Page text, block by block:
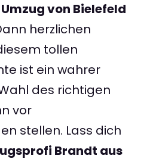
Umzug von Bielefeld
herzlichen
tollen
ist ein wahrer
des richtigen
vor
stellen. Lass dich
Brandt aus